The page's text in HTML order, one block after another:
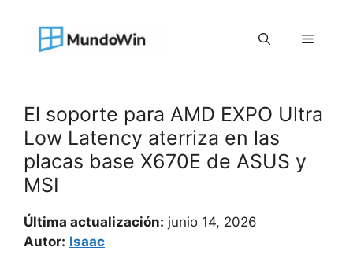
contenido
Menú
El soporte para AMD EXPO Ultra
Low Latency aterriza en las
placas base X670E de ASUS y
MSI
Última actualización: junio 14, 2026
Autor: Isaac